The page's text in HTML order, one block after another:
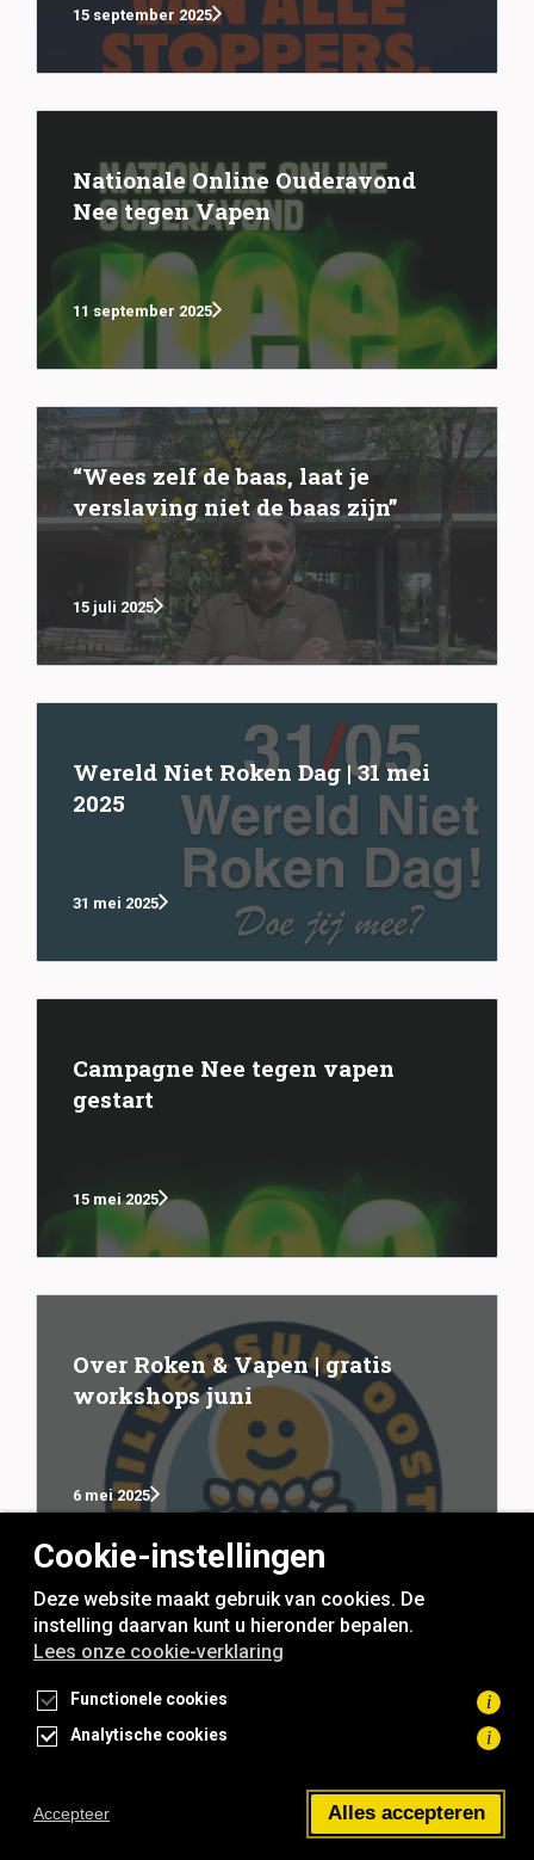
15 september 2025
Nationale Online Ouderavond
Nee tegen Vapen
11 september 2025
“Wees zelf de baas, laat je
verslaving niet de baas zijn”
15 juli 2025
Wereld Niet Roken Dag | 31 mei
2025
31 mei 2025
Campagne Nee tegen vapen
gestart
15 mei 2025
Over Roken & Vapen | gratis
workshops juni
6 mei 2025
rookvrije generatie
Toegankelijkheidsverklaring
Cookie-instellingen
Deze website maakt gebruik van cookies. De
instelling daarvan kunt u hieronder bepalen.
Lees onze cookie-verklaring
Functionele cookies i
Analytische cookies i
Accepteer Alles accepteren